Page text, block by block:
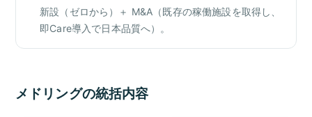
新設（ゼロから）＋ M&A（既存の稼働施設を取得し、
即Care導入で日本品質へ）。
メドリングの統括内容